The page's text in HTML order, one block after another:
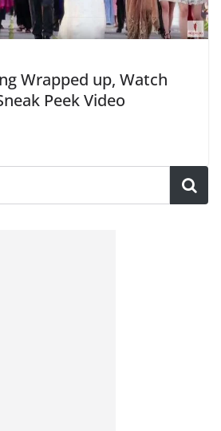
Wrapped up, Watch
Peek Video